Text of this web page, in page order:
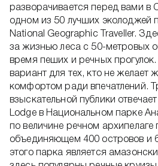
разворачивается перед вами в
одном из 50 лучших эколоджей
National Geographic Traveller.
за жизнью леса с 50-метровых
время пеших и речных
вариант для тех, кто не желает
комфортом ради впечатлений.
взыскательной публики
Lodge в Национальном парке
по величине речном архипелаге
объединяющем 400 островов и
этого парка является